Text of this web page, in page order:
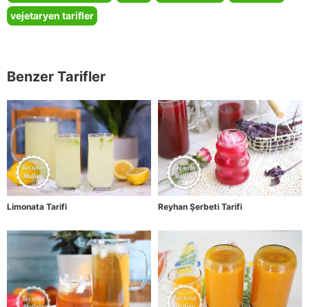
vejetaryen tarifler
Benzer Tarifler
Limonata Tarifi Reyhan Şerbeti Tarifi